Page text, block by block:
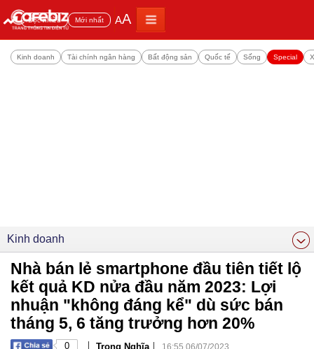
Đọc nhiều Mới nhất AA
Kinh doanh Tài chính ngân hàng Bất động sản Quốc tế Sống Special
Kinh doanh
Nhà bán lẻ smartphone đầu tiên tiết lộ
kết quả KD nửa đầu năm 2023: Lợi
nhuận "không đáng kể" dù sức bán
tháng 5, 6 tăng trưởng hơn 20%
0 | Trọng Nghĩa | 16:55 06/07/2023